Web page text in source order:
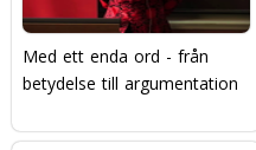
Med ett enda ord - från
betydelse till argumentation